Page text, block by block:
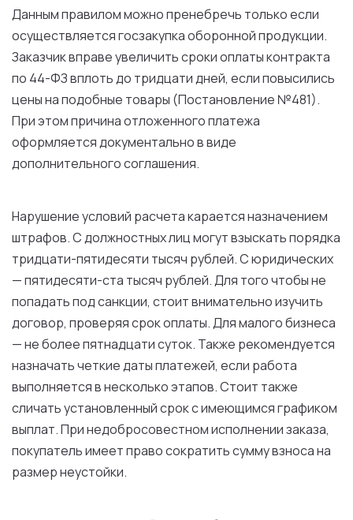
Даннымправиломможно пренебречь толькоесли
осуществляетсягосзакупкаоборонной продукции.
Заказчиквправе увеличить сроки оплаты контракта
по 44-ФЗ вплотьдо тридцатидней, еслиповысились
ценынаподобные товары (Постановление №481).
Приэтомпричина отложенного платежа
оформляется документальноввиде
дополнительного соглашения.
Нарушениеусловий расчетакарается назначением
штрафов.Сдолжностныхлицмогутвзыскатьпорядка
тридцати-пятидесяти тысяч рублей.Сюридических
— пятидесяти-ста тысяч рублей.Для тогочтобыне
попадать под санкции, стоит внимательно изучить
договор, проверяясрокоплаты.Длямалогобизнеса
—неболеепятнадцати суток. Также рекомендуется
назначать четкиедатыплатежей, если работа
выполняетсявнесколькоэтапов. Стоит также
сличатьустановленныйсроксимеющимся графиком
выплат.Принедобросовестномисполнениизаказа,
покупатель имеетправосократить сумму взносана
размернеустойки.